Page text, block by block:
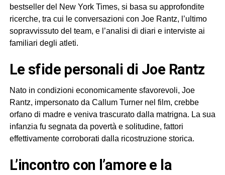
bestseller del New York Times, si basa su approfondite
ricerche, tra cui le conversazioni con Joe Rantz, l’ultimo
sopravvissuto del team, e l’analisi di diari e interviste ai
familiari degli atleti.
Le sfide personali di Joe Rantz
Nato in condizioni economicamente sfavorevoli, Joe
Rantz, impersonato da Callum Turner nel film, crebbe
orfano di madre e veniva trascurato dalla matrigna. La sua
infanzia fu segnata da povertà e solitudine, fattori
effettivamente corroborati dalla ricostruzione storica.
L’incontro con l’amore e la